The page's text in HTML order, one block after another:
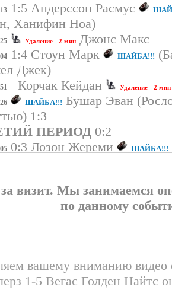
1:5 Андерссон Расмус
Ханифин Ноа)
Удаление - 2 мин Джонс Макс
1:4 Стоун Марк ШАЙБА!!!
Джек)
Корчак Кейдан Удаление - 2 мин
ШАЙБА!!! Бушар Эван
1:3
ПЕРИОД 0:2
0:3 Лозон Жереми ШАЙБА!!!
0:2 Сиссонс Колтон
Лозон Жереми)
Ханифин Ноа Удаление - 2 мин
Дорофеев Павел
Удаление - 2 минМёрфи Коннор
визит. Мы занимаемся
по данному
вашему вниманию видео
1-5 Вегас Голден Найтс